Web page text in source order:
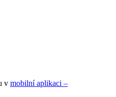
v mobilní aplikaci –